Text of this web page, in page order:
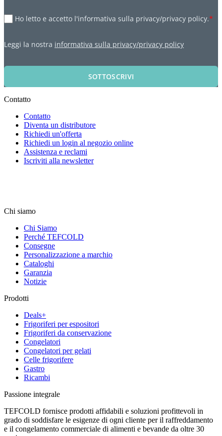
Ho letto e accetto l'informativa sulla privacy/privacy policy.*
Leggi la nostra informativa sulla privacy/privacy policy
SOTTOSCRIVI
Contatto
Contatto
Diventa un distributore
Richiedi un'offerta
Richiedi un login al negozio online
Assistenza e reclami
Iscriviti alla newsletter
Chi siamo
Chi Siamo
Perché TEFCOLD
Consegne
Personalizzazione a marchio
Cataloghi
Garanzia
Notizie
Prodotti
Deals+
Frigoriferi per espositori
Frigoriferi da conservazione
Congelatori
Congelatori per gelati
Celle frigorifere
Gastro
Ricambi
Passione integrale
TEFCOLD fornisce prodotti affidabili e soluzioni profittevoli in
grado di soddisfare le esigenze di ogni cliente per il raffreddamento
e il congelamento commerciale di alimenti e bevande da oltre 30